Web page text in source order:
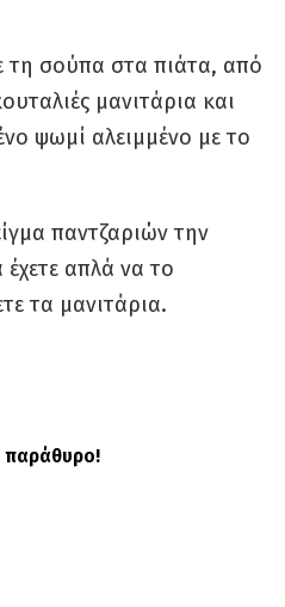
τη σούπα στα πιάτα, από
μανιτάρια και
ψωμί αλειμμένο με το
παντζαριών την
απλά να το
τα μανιτάρια.
παράθυρο!